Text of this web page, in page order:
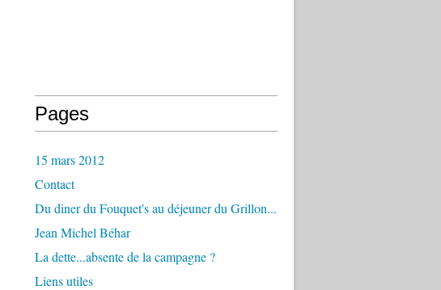
Pages
15 mars 2012
Contact
Du diner du Fouquet's au déjeuner du Grillon...
Jean Michel Béhar
La dette...absente de la campagne ?
Liens utiles